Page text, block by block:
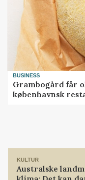
BUSINESS
Grambogård får
københavnsk
KULTUR
Australske